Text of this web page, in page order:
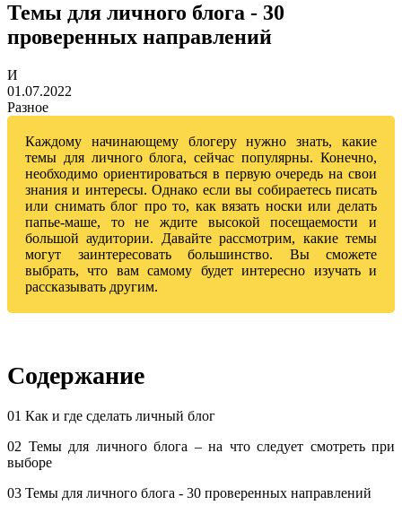
Темы для личного блога - 30
проверенных направлений
И
01.07.2022
Разное
Каждому начинающему блогеру нужно знать, какие
темы для личного блога, сейчас популярны. Конечно,
необходимо ориентироваться в первую очередь на свои
знания и интересы. Однако если вы собираетесь писать
или снимать блог про то, как вязать носки или делать
папье-маше, то не ждите высокой посещаемости и
большой аудитории. Давайте рассмотрим, какие темы
могут заинтересовать большинство. Вы сможете
выбрать, что вам самому будет интересно изучать и
рассказывать другим.
Содержание
01 Как и где сделать личный блог
02 Темы для личного блога – на что следует смотреть при
выборе
03 Темы для личного блога - 30 проверенных направлений